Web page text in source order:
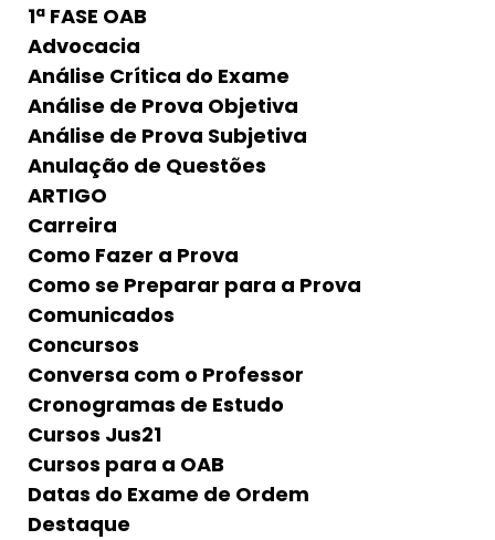
1ª FASE OAB
Advocacia
Análise Crítica do Exame
Análise de Prova Objetiva
Análise de Prova Subjetiva
Anulação de Questões
ARTIGO
Carreira
Como Fazer a Prova
Como se Preparar para a Prova
Comunicados
Concursos
Conversa com o Professor
Cronogramas de Estudo
Cursos Jus21
Cursos para a OAB
Datas do Exame de Ordem
Destaque